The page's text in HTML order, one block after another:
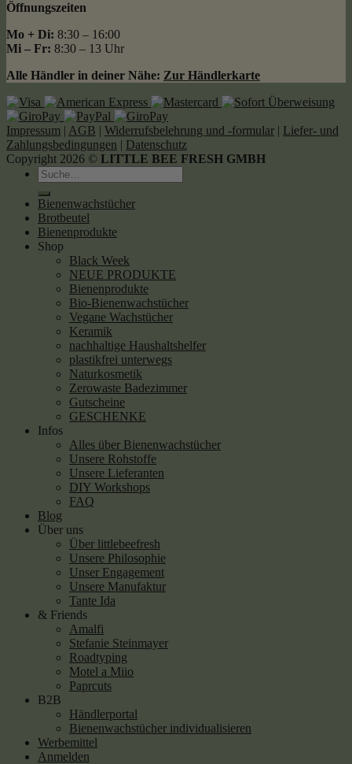
Öffnungszeiten
Mo + Di: 8:30 – 16:00
Mi – Fr: 8:30 – 13 Uhr
Alle Händler in deiner Nähe: Zur Händlerkarte
Impressum | AGB | Widerrufsbelehrung und -formular | Liefer- und
Zahlungsbedingungen | Datenschutz
Copyright 2026 © LITTLE BEE FRESH GMBH
Suche
nach:
Bienenwachstücher
Brotbeutel
Bienenprodukte
Shop
Black Week
NEUE PRODUKTE
Bienenprodukte
Bio-Bienenwachstücher
Vegane Wachstücher
Keramik
nachhaltige Haushaltshelfer
plastikfrei unterwegs
Naturkosmetik
Zerowaste Badezimmer
Gutscheine
GESCHENKE
Infos
Alles über Bienenwachstücher
Unsere Rohstoffe
Unsere Lieferanten
DIY Workshops
FAQ
Blog
Über uns
Über littlebeefresh
Unsere Philosophie
Unser Engagement
Unsere Manufaktur
Tante Ida
& Friends
Amalfi
Stefanie Steinmayer
Roadtyping
Motel a Miio
Paprcuts
B2B
Händlerportal
Bienenwachstücher individualisieren
Werbemittel
Anmelden